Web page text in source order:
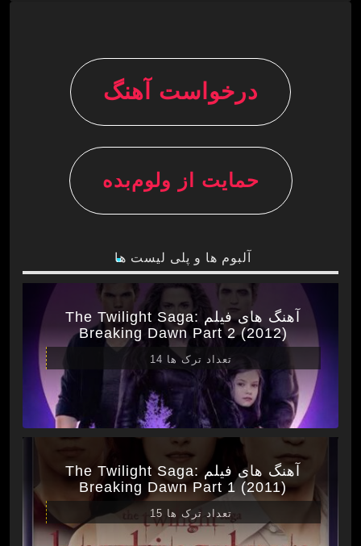
درخواست آهنگ
حمایت از ولوم‌بده
آلبوم ها و پلی لیست ها
آهنگ های فیلم The Twilight Saga:
Breaking Dawn Part 2 (2012)
تعداد ترک ها 14
آهنگ های فیلم The Twilight Saga:
Breaking Dawn Part 1 (2011)
تعداد ترک ها 15